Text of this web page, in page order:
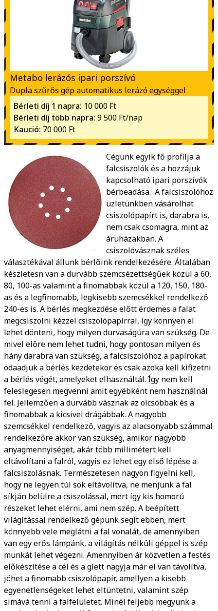
Metabo lerázós ipari porszívó
Dupla szűrős gép automatikus lerázó egységgel
Bérleti díj 1 napra: 10 000 Ft
Bérleti díj több napra: 9 500 Ft/nap
Kaució: 70 000 Ft
Cégünk egyik fő profilja a
falcsiszolók és a hozzájuk
kapcsolható ipari porszívók
bérbeadása. A falcsiszolóhoz
üzletünkben vásárolhat
csiszolópapírt is, darabra is,
nem csak csomagra, mint az
áruházakban. A
csiszolóvásznak széles
választékával állunk bérlőink rendelkezésére. Általában
készletesn van a durvább szemcsézettségűek közül a 60,
80, 100-as valamint a finomabbak közül a 120, 150, 180-
as és a legfinomabb, legkisebb szemcsékkel rendelkező
240-es is. A bérlés megkezdése előtt érdemes a falat
megcsiszolni kézzel csiszolópapírral, így könnyen el
lehet dönteni, hogy milyen durvaságúra van szükség. De
mivel előre nem lehet tudni, hogy pontosan milyen és
hány darabra van szükség, a falcsiszolóhoz a papírokat
odaadjuk a bérlés kezdetekor és csak azoka kell kifizetni
a bérlés végét, amelyeket elhasználtál. Így nem kell
feleslegesen megvenni amit egyébként nem használnál
fel. Jellemzően a durvább vásznak az olcsóbbak és a
finomabbak a kicsivel drágábbak. A nagyobb
szemcsékkel rendelkező, vagyis az alacsonyabb számmal
rendelkezőre akkor van szükség, amikor nagyobb
anyagmennyiséget, akár több millimétert kell
eltávolítani a falról, vagyis ez lehet egy első lépése a
falcsiszolásnak. Természetesen nagyon figyelni kell,
hogy ne legyen túl sok eltávolítva, ne menjünk a fal
síkján belülre a csiszolással, mert így kis homorú
részeket lehet elérni, ami nem szép. A beépített
világítással rendelkező gépünk segít ebben, mert
könnyebb vele meglátni a fal vonalát, de amennyiben
van egy erős lámpánk, a világítás nélküli géppel is szép
munkát lehet végezni. Amennyiben ár közvetlen a festés
előkészítése a cél és a glett nagyja már el van távolítva,
jöhet a finomabb csiszolópapír, amellyen a kisebb
egyenetlenségeket lehet eltüntetni, valamint szép
simává tenni a falfelületet. Minél feljebb megyünk a